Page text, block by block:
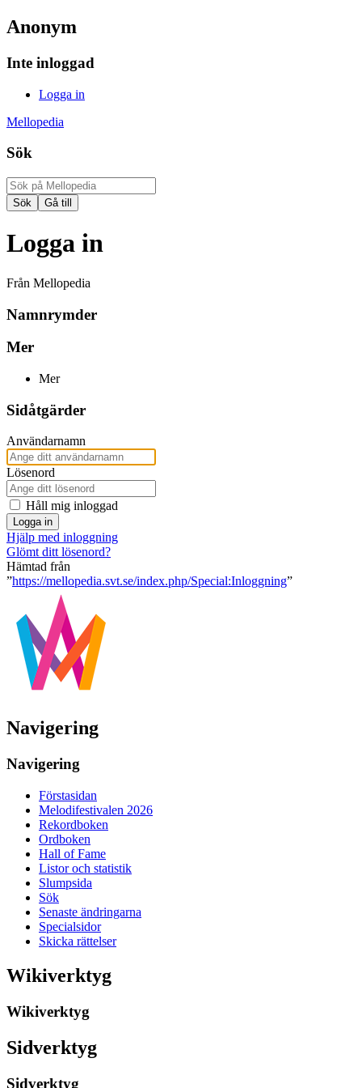
Anonym
Inte inloggad
Logga in
Mellopedia
Sök
Logga in
Från Mellopedia
Namnrymder
Mer
Mer
Sidåtgärder
Användarnamn
Lösenord
Håll mig inloggad
Logga in
Hjälp med inloggning
Glömt ditt lösenord?
Hämtad från
”https://mellopedia.svt.se/index.php/Special:Inloggning”
Navigering
Navigering
Förstasidan
Melodifestivalen 2026
Rekordboken
Ordboken
Hall of Fame
Listor och statistik
Slumpsida
Sök
Senaste ändringarna
Specialsidor
Skicka rättelser
Wikiverktyg
Wikiverktyg
Sidverktyg
Sidverktyg